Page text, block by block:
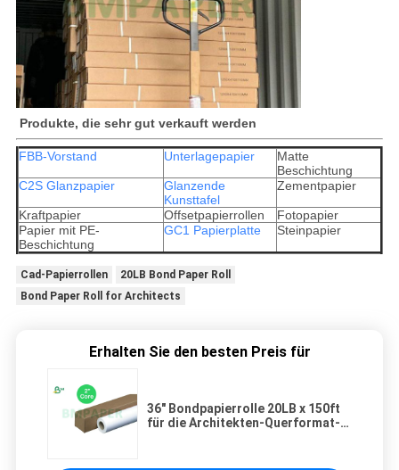
️ Produkte, die sehr gut verkauft werden
FBB-Vorstand Unterlagepapier
Matte
Beschichtung
C2S Glanzpapier
Glanzende
Kunsttafel
Zementpapier
Kraftpapier Offsetpapierrollen
Fotopapier
Papier mit PE-
Beschichtung
GC1 Papierplatte Steinpapier
Cad-Papierrollen
20LB Bond Paper Roll
Bond Paper Roll for Architects
Erhalten Sie den besten Preis für
36" Bondpapierrolle 20LB x 150ft
für die Architekten-Querformat-